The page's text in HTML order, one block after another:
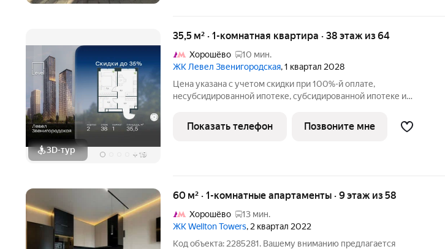
3D-тур + 19
35,5 м² · 1-комнатная квартира · 38 этаж из 64
Хорошёво
10 мин.
ЖК Левел Звенигородская, 1 квартал 2028
Цена указана с учетом скидки при 100%-й оплате,
несубсидированной ипотеке, субсидированной ипотеке и
клиента в личном кабинете до обращения за консультацией. В
жилом квартале продаётся
Показать телефон Позвоните мне
60 м² · 1-комнатные апартаменты · 9 этаж из 58
Хорошёво
13 мин.
ЖК Wellton Towers, 2 квартал 2022
Код объекта: 2285281. Вашему вниманию предлагается